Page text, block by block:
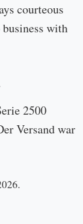
courteous
with
2500
Versand war